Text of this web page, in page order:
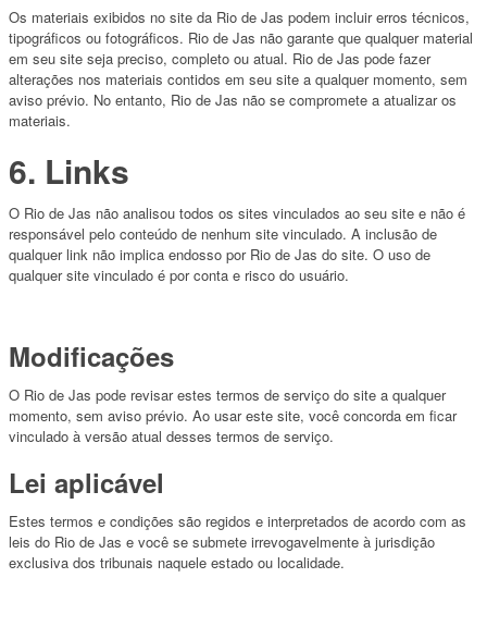
Os materiais exibidos no site da Rio de Jas podem incluir erros técnicos,
tipográficos ou fotográficos. Rio de Jas não garante que qualquer material
em seu site seja preciso, completo ou atual. Rio de Jas pode fazer
alterações nos materiais contidos em seu site a qualquer momento, sem
aviso prévio. No entanto, Rio de Jas não se compromete a atualizar os
materiais.
6. Links
O Rio de Jas não analisou todos os sites vinculados ao seu site e não é
responsável pelo conteúdo de nenhum site vinculado. A inclusão de
qualquer link não implica endosso por Rio de Jas do site. O uso de
qualquer site vinculado é por conta e risco do usuário.
Modificações
O Rio de Jas pode revisar estes termos de serviço do site a qualquer
momento, sem aviso prévio. Ao usar este site, você concorda em ficar
vinculado à versão atual desses termos de serviço.
Lei aplicável
Estes termos e condições são regidos e interpretados de acordo com as
leis do Rio de Jas e você se submete irrevogavelmente à jurisdição
exclusiva dos tribunais naquele estado ou localidade.